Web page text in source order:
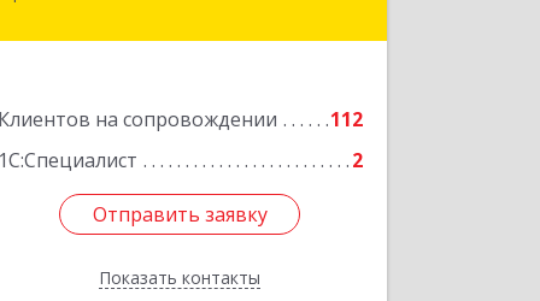
Клиентов на сопровождении
112
1С:Специалист
2
Отправить заявку
Показать контакты
Отправить заявку
Назад